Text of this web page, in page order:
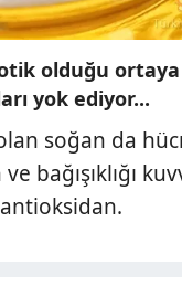
olduğu ortaya
yok ediyor...
soğan da
bağışıklığı